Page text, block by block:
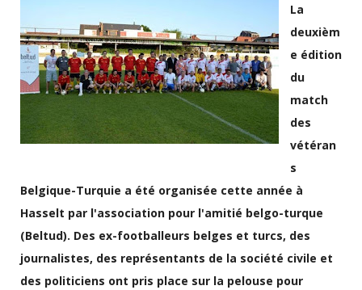
La
deuxièm
e édition
du
match
des
vétéran
s
Belgique-Turquie a été organisée cette année à
Hasselt par l'association pour l'amitié belgo-turque
(Beltud). Des ex-footballeurs belges et turcs, des
journalistes, des représentants de la société civile et
des politiciens ont pris place sur la pelouse pour